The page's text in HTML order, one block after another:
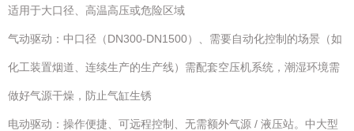
适用于大口径、高温高压或危险区域
气动驱动：中口径（DN300-DN1500）、需要自动化控制的场景（如
化工装置烟道、连续生产的生产线）需配套空压机系统，潮湿环境需
做好气源干燥，防止气缸生锈
电动驱动：操作便捷、可远程控制、无需额外气源 / 液压站。中大型